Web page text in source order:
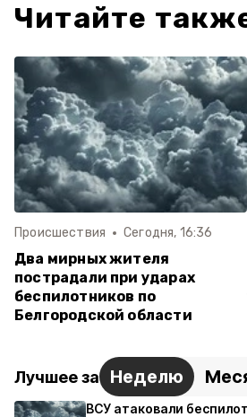
Читайте
Происшествия Сегодня, 16:36
Два мирных жителя
пострадали при ударах
беспилотников по
Белгородской области
Лучшее за Неделю
ВСУ атаковали